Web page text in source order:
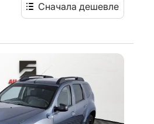
Сначала дешевле